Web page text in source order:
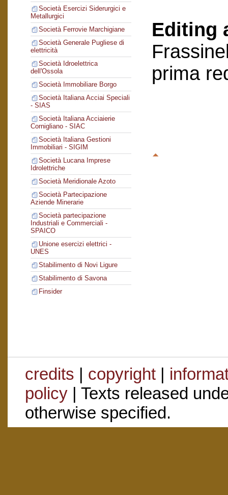
Società Esercizi Siderurgici e
Metallurgici
Società Ferrovie Marchigiane
Società Generale Pugliese di
elettricità
Società Idroelettrica
dell'Ossola
Società Immobiliare Borgo
Società Italiana Acciai Speciali
- SIAS
Società Italiana Acciaierie
Cornigliano - SIAC
Società Italiana Gestioni
Immobiliari - SIGIM
Società Lucana Imprese
Idrolettriche
Società Meridionale Azoto
Società Partecipazione
Aziende Minerarie
Società partecipazione
Industriali e Commerciali -
SPAICO
Unione esercizi elettrici -
UNES
Stabilimento di Novi Ligure
Stabilimento di Savona
Finsider
Editing
prima
credits | copyright|
policy| Texts released
otherwise specified.